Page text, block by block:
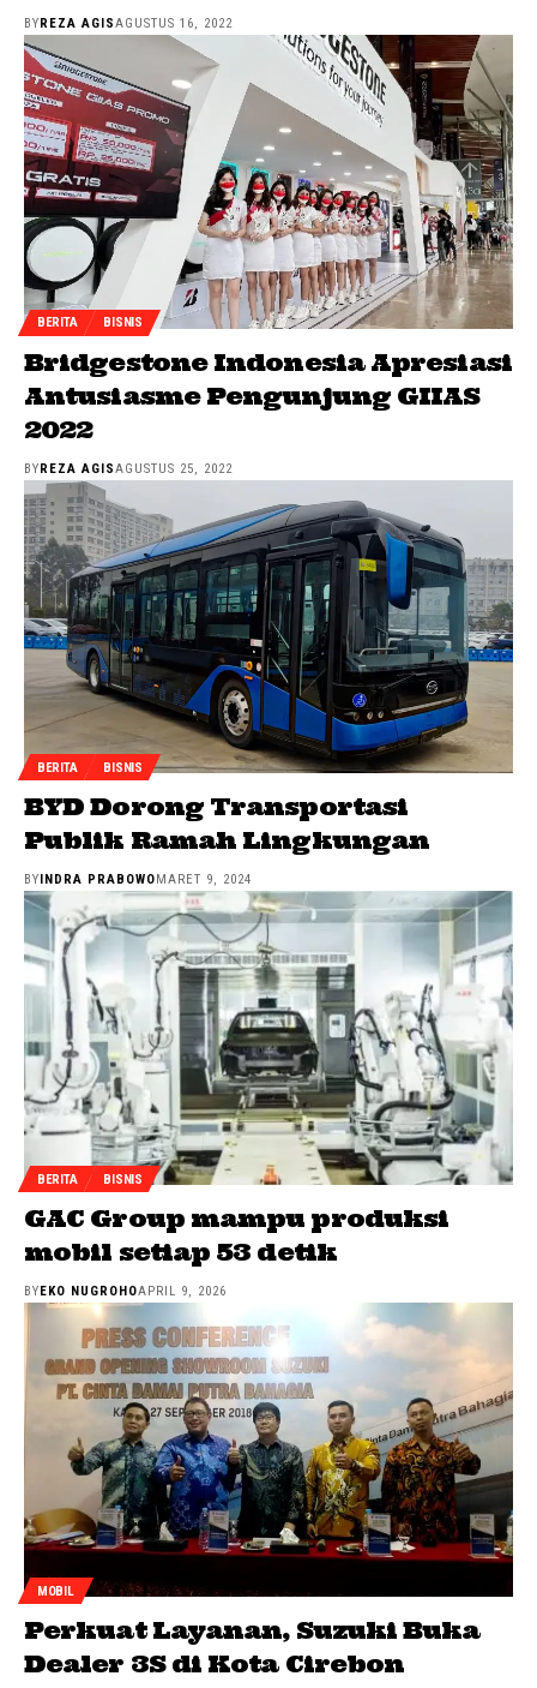
BYREZA AGISAGUSTUS 16, 2022
BERITA BISNIS
Bridgestone Indonesia Apresiasi
Antusiasme Pengunjung GIIAS
2022
BYREZA AGISAGUSTUS 25, 2022
BERITA BISNIS
BYD Dorong Transportasi
Publik Ramah Lingkungan
BY INDRA PRABOWO MARET 9, 2024
BERITA BISNIS
GAC Group mampu produksi
mobil setiap 53 detik
BY EKO NUGROHOAPRIL 9, 2026
MOBIL
Perkuat Layanan, Suzuki Buka
Dealer 3S di Kota Cirebon